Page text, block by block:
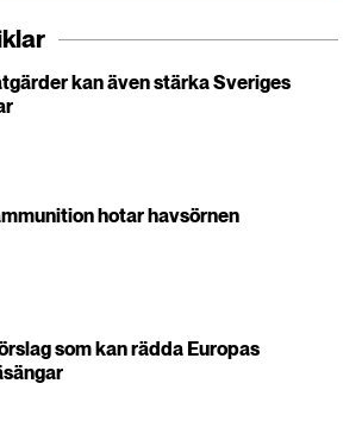
kan även stärka Sveriges
hotar havsörnen
som kan rädda Europas